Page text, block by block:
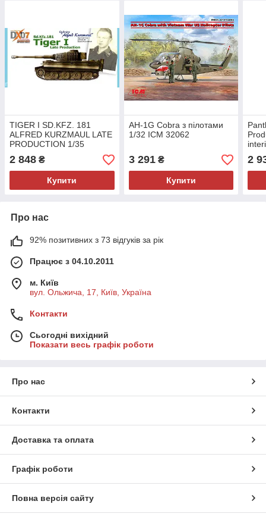
TIGER I SD.KFZ. 181
ALFRED KURZMAUL LATE
PRODUCTION 1/35
Dragon 6416
2 848 ₴
Купити
AH-1G Cobra з пілотами
1/32 ICM 32062
3 291₴
Купити
2
Про нас
92% позитивних з 73 відгуків за рік
Працює з 04.10.2011
м. Київ
вул. Ольжича, 17, Київ, Україна
Контакти
Сьогодні вихідний
Показати весь графік роботи
Про нас
Контакти
Доставка та оплата
Графік роботи
Повна версія сайту